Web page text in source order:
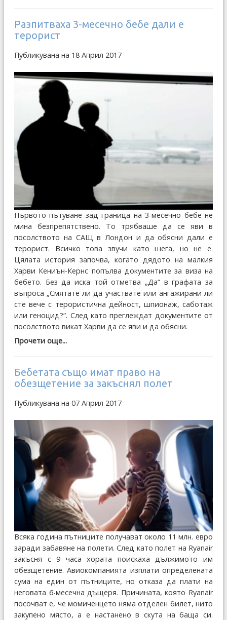
Разпитваха 3-месечно бебе дали е
терорист
Публикувана на 18 Април 2017
Първото пътуване зад граница на 3-месечно бебе не
мина безпрепятствено. То трябваше да се яви в
посолството на САЩ в Лондон и да обясни дали е
терорист. Всичко това звучи като шега, но не е.
Цялата история започва, когато дядото на малкия
Харви Кениън-Кернс попълва документите за виза на
бебето. Без да иска той отметва „Да“ в графата за
въпроса „Смятате ли да участвате или ангажирани ли
сте вече с терористична дейност, шпионаж, саботаж
или геноцид?“. След като преглеждат документите от
посолството викат Харви да се яви и да обясни.
Прочети още...
Бебетата също имат право на
обезщетение за закъснял полет
Публикувана на 07 Април 2017
Всяка година пътниците получават около 11 млн. евро
заради забавяне на полети. След като полет на Ryanair
закъсня с 9 часа хората поискаха дължимото им
обезщетение. Авиокомпанията изплати определената
сума на един от пътниците, но отказа да плати на
неговата 6-месечна дъщеря. Причината, която Ryanair
посочват е, че момиченцето няма отделен билет, нито
закупено място, а е настанено в скута на баща си.